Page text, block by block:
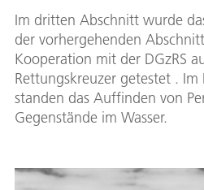
Im dritten Abschnitt wurde
der vorhergehenden
Kooperation mit der DGzRS
Rettungskreuzer getestet . Im
standen das Auffinden von
Gegenstände im Wasser.